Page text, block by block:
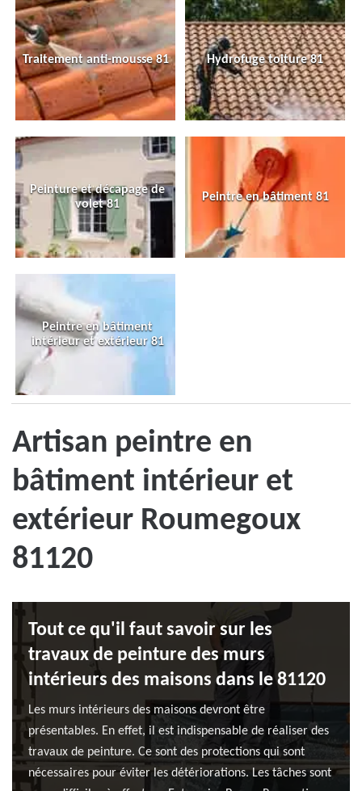
Traitement anti-mousse 81 Hydrofuge toiture 81
Peinture et décapage de
volet 81
Peintre en bâtiment 81
Peintre en bâtiment
intérieur et extérieur 81
Artisan peintre en
bâtiment intérieur et
extérieur Roumegoux
81120
Tout ce qu'il faut savoir sur les
travaux de peinture des murs
intérieurs des maisons dans le 81120
Les murs intérieurs des maisons devront être
présentables. En effet, il est indispensable de réaliser des
travaux de peinture. Ce sont des protections qui sont
nécessaires pour éviter les détériorations. Les tâches sont